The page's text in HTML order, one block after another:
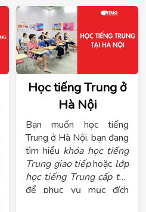
Học tiếng Trung ở
Hà Nội
Bạn muốn học tiếng
Trung ở Hà Nội, bạn đang
tìm hiểu khóa học tiếng
Trung giao tiếphoặc lớp
học tiếng Trung cấp tốc
để phục vụ mục đích